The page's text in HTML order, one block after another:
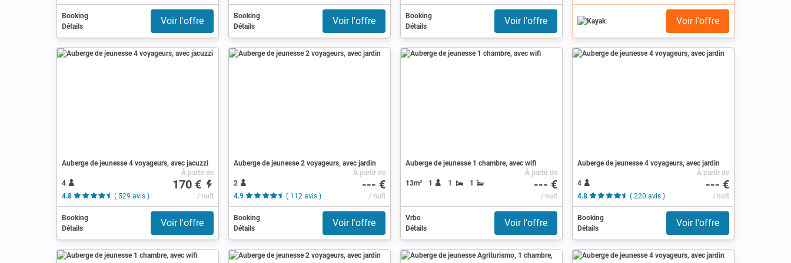
Booking
Détails
Voir l'offre
Booking
Détails
Voir l'offre
Booking
Détails
Voir l'offre Voir l'offre
Auberge de jeunesse 4 voyageurs, avec jacuzzi
4
4.8
( 529 avis )
À partir de
170 €
/ nuit
Booking
Détails
Voir l'offre
Auberge de jeunesse 2 voyageurs, avec jardin
2
4.9
( 112 avis )
À partir de
--- €
/ nuit
Booking
Détails
Voir l'offre
Auberge de jeunesse 1 chambre, avec wifi
13m² 1 1 1
À partir de
--- €
/ nuit
Vrbo
Détails
Voir l'offre
Auberge de jeunesse 4 voyageurs, avec jardin
4
4.8
( 220 avis )
À partir de
--- €
/ nuit
Booking
Détails
Voir l'offre